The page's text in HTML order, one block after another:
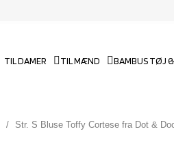
TIL DAMER TIL MÆND BAMBUS TØJ
Str. S Bluse Toffy Cortese fra Dot &